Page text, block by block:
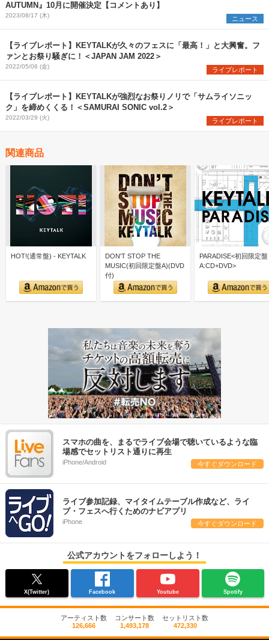
AUTUMN』10月に開催決定【コメントあり】
2023/08/17 (木) ニュース
【ライブレポート】KEYTALKが久々のフェスに「最高！」と大興奮。フ
ァンとお祭り騒ぎに！＜JAPAN JAM 2022＞
2022/05/06 (金) ライブレポート
【ライブレポート】KEYTALKが強烈なお祭りノリで「サムライソニッ
ク」を締めくくる！＜SAMURAI SONIC vol.2＞
2022/03/29 (火) ライブレポート
関連商品
HOT!(通常盤) - KEYTALK
DON'T STOP THE
MUSIC(初回限定盤A)(DVD
付)
PARADISE<初回限定盤
A:CD+DVD>
スマホの曲を、まるでライブ会場で聴いているような臨
場感でセットリスト通りに再生
iPhone/Android 今すぐダウンロード
ライブ参加記録、マイタイムテーブル作成など、ライ
ブ・フェスへ行くためのナビアプリ
iPhone 今すぐダウンロード
公式アカウントをフォローしよう！
X(Twitter) Facebook Youtube Spotify
アーティスト数
126,666
コンサート数
1,493,178
セットリスト数
472,330